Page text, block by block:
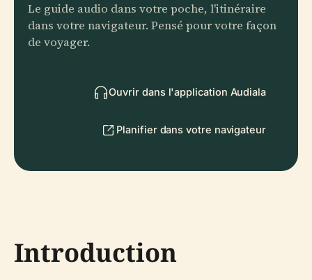
Le guide audio dans votre poche, l'itinéraire
dans votre navigateur. Pensé pour votre façon
de voyager.
Ouvrir dans l'application Audiala
Planifier dans votre navigateur
Introduction